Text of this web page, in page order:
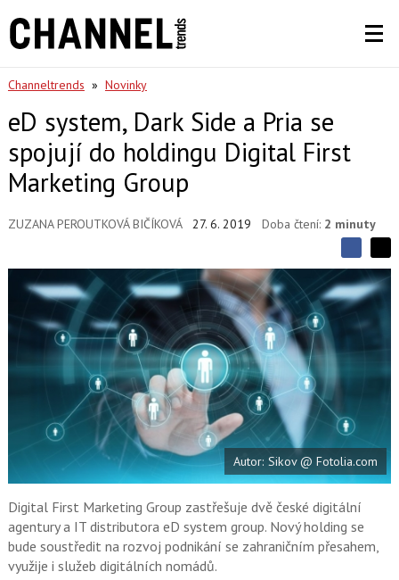
Channeltrends » Novinky
eD system, Dark Side a Pria se
spojují do holdingu Digital First
Marketing Group
ZUZANA PEROUTKOVÁ BIČÍKOVÁ 27. 6. 2019 Doba čtení: 2 minuty
S
d
í
e
S
í
l
c
e
b
o
o
k
d
í
X
Autor: Sikov @ Fotolia.com
Digital First Marketing Group zastřešuje dvě české digitální
agentury a IT distributora eD system group. Nový holding se
bude soustředit na rozvoj podnikání se zahraničním přesahem,
využije i služeb digitálních nomádů.